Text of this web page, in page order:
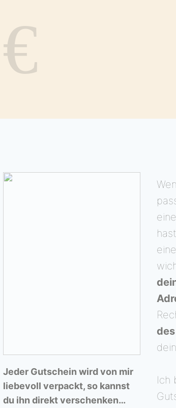
Jeder Gutschein wird von mir
liebevoll verpackt, so kannst
du ihn direkt verschenken…
Ich